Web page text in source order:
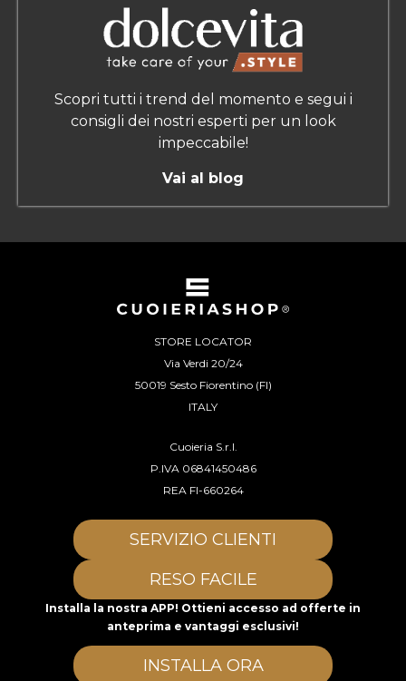
Scopri tutti i trend del momento e segui i
consigli dei nostri esperti per un look
impeccabile!
Vai al blog
STORE LOCATOR
Via Verdi 20/24
50019 Sesto Fiorentino (FI)
ITALY
Cuoieria S.r.l.
P.IVA 06841450486
REA FI-660264
SERVIZIO CLIENTI
RESO FACILE
Installa la nostra APP! Ottieni accesso ad offerte in
anteprima e vantaggi esclusivi!
INSTALLA ORA